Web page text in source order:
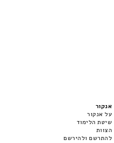
אנקור
על אנקור
שיטת הלימוד
הצוות
להתרשם ולהירשם